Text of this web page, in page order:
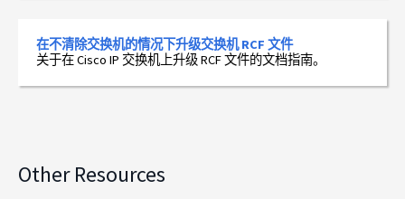
在不清除交换机的情况下升级交换机 RCF 文件
关于在 Cisco IP 交换机上升级 RCF 文件的文档指南。
Other Resources